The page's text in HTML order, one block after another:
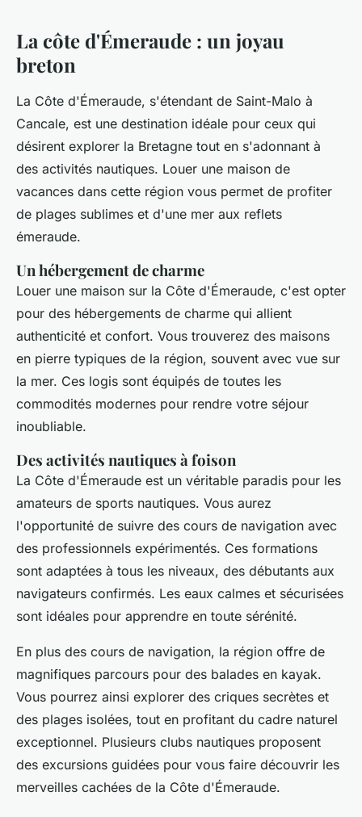
La côte d'Émeraude : un joyau
breton
La Côte d'Émeraude, s'étendant de Saint-Malo à
Cancale, est une destination idéale pour ceux qui
désirent explorer la Bretagne tout en s'adonnant à
des activités nautiques. Louer une maison de
vacances dans cette région vous permet de profiter
de plages sublimes et d'une mer aux reflets
émeraude.
Un hébergement de charme
Louer une maison sur la Côte d'Émeraude, c'est opter
pour des hébergements de charme qui allient
authenticité et confort. Vous trouverez des maisons
en pierre typiques de la région, souvent avec vue sur
la mer. Ces logis sont équipés de toutes les
commodités modernes pour rendre votre séjour
inoubliable.
Des activités nautiques à foison
La Côte d'Émeraude est un véritable paradis pour les
amateurs de sports nautiques. Vous aurez
l'opportunité de suivre des cours de navigation avec
des professionnels expérimentés. Ces formations
sont adaptées à tous les niveaux, des débutants aux
navigateurs confirmés. Les eaux calmes et sécurisées
sont idéales pour apprendre en toute sérénité.
En plus des cours de navigation, la région offre de
magnifiques parcours pour des balades en kayak.
Vous pourrez ainsi explorer des criques secrètes et
des plages isolées, tout en profitant du cadre naturel
exceptionnel. Plusieurs clubs nautiques proposent
des excursions guidées pour vous faire découvrir les
merveilles cachées de la Côte d'Émeraude.